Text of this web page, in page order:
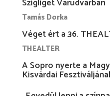
Tamás Dorka
Véget ért a 36.
THEALTER
A Sopro nyerte a
Kisvárdai